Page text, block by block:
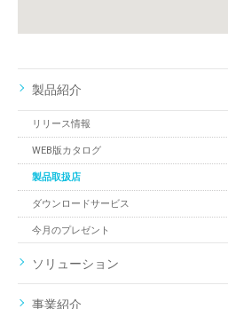
製品紹介
リリース情報
WEB版カタログ
製品取扱店
ダウンロードサービス
今月のプレゼント
ソリューション
事業紹介